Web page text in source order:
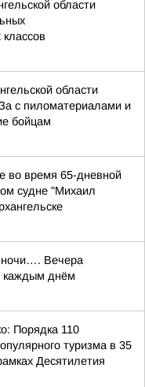
области
классов
области
с пиломатериалами и
бойцам
во время 65-дневной
судне "Михаил
Вечера
каждым днём
Порядка 110
туризма в 35
Десятилетия